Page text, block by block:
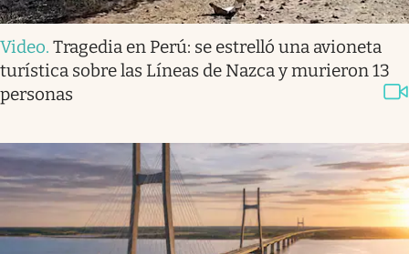
Video. Tragedia en Perú: se estrelló una avioneta
turística sobre las Líneas de Nazca y murieron 13
personas